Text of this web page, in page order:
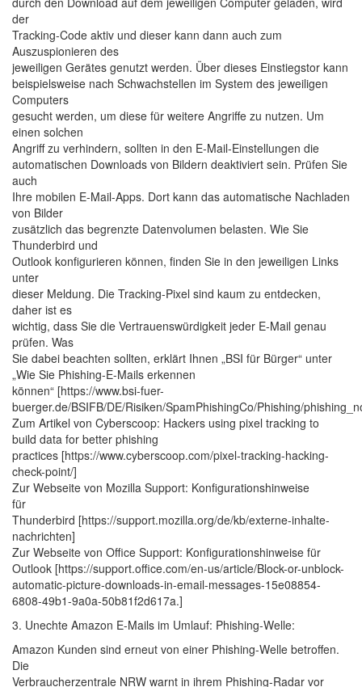
der
Tracking-Code aktiv und dieser kann dann auch zum
Auszuspionieren des
jeweiligen Gerätes genutzt werden. Über dieses Einstiegstor kann
beispielsweise nach Schwachstellen im System des jeweiligen
Computers
gesucht werden, um diese für weitere Angriffe zu nutzen. Um
einen solchen
Angriff zu verhindern, sollten in den E-Mail-Einstellungen die
automatischen Downloads von Bildern deaktiviert sein. Prüfen Sie
auch
Ihre mobilen E-Mail-Apps. Dort kann das automatische Nachladen
von Bilder
zusätzlich das begrenzte Datenvolumen belasten. Wie Sie
Thunderbird und
Outlook konfigurieren können, finden Sie in den jeweiligen Links
unter
dieser Meldung. Die Tracking-Pixel sind kaum zu entdecken,
daher ist es
wichtig, dass Sie die Vertrauenswürdigkeit jeder E-Mail genau
prüfen. Was
Sie dabei beachten sollten, erklärt Ihnen „BSI für Bürger“ unter
„Wie Sie Phishing-E-Mails erkennen
können“ [https://www.bsi-fuer-
buerger.de/BSIFB/DE/Risiken/SpamPhishingCo/Phishing/
Zum Artikel von Cyberscoop: Hackers using pixel tracking to
build data for better phishing
practices [https://www.cyberscoop.com/pixel-tracking-hacking-
check-point/]
Zur Webseite von Mozilla Support: Konfigurationshinweise
für
Thunderbird [https://support.mozilla.org/de/kb/externe-inhalte-
nachrichten]
Zur Webseite von Office Support: Konfigurationshinweise für
Outlook [https://support.office.com/en-us/article/Block-or-unblock-
automatic-picture-downloads-in-email-messages-15e08854-
6808-49b1-9a0a-50b81f2d617a.]
3. Unechte Amazon E-Mails im Umlauf: Phishing-Welle:
Amazon Kunden sind erneut von einer Phishing-Welle betroffen.
Die
Verbraucherzentrale NRW warnt in ihrem Phishing-Radar vor